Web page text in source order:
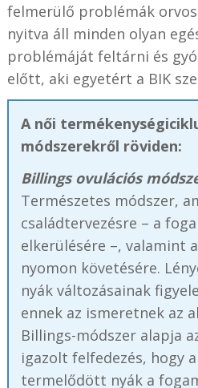
felmerülő problémák
nyitva áll minden olyan
problémáját feltárni és
előtt, aki egyetért a BIK
A női
módszerekről röviden:
Billings ovulációs
Természetes módszer,
családtervezésre – a
elkerülésére –, valamint
nyomon követésére.
nyák változásainak
ennek az ismeretnek az
Billings-módszer alapja
igazolt felfedezés, hogy
termelődött nyák a